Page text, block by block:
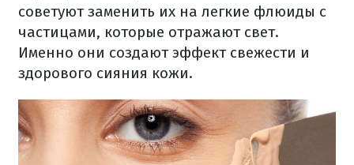
советуют заменить их на легкие флюиды с
частицами, которые отражают свет.
Именно они создают эффект свежести и
здорового сияния кожи.